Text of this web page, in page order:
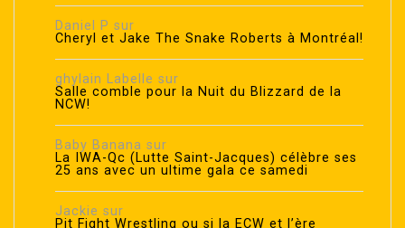
Daniel P sur
Cheryl et Jake The Snake Roberts à Montréal!
ghylain Labelle sur
Salle comble pour la Nuit du Blizzard de la
NCW!
Baby Banana sur
La IWA-Qc (Lutte Saint-Jacques) célèbre ses
25 ans avec un ultime gala ce samedi
Jackie sur
Pit Fight Wrestling ou si la ECW et l’ère